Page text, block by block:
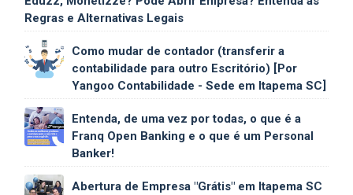
Regras e Alternativas Legais
Como mudar de contador (transferir a
contabilidade para outro Escritório) [Por
Yangoo Contabilidade - Sede em Itapema SC]
Entenda, de uma vez por todas, o que é a
Franq Open Banking e o que é um Personal
Banker!
Abertura de Empresa "Grátis" em Itapema SC